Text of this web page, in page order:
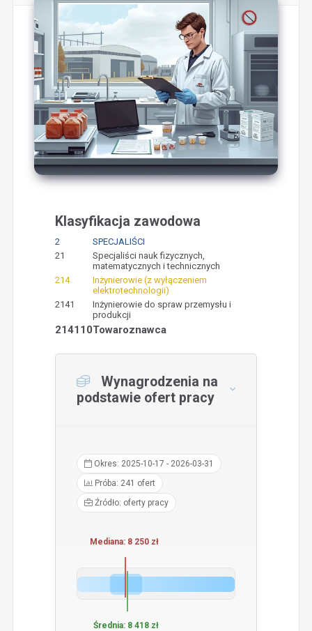
Klasyfikacja zawodowa
2
SPECJALIŚCI
21
Specjaliści nauk fizycznych,
matematycznych i technicznych
214
Inżynierowie (z wyłączeniem
elektrotechnologii)
2141
Inżynierowie do spraw przemysłu i
produkcji
214110Towaroznawca
Wynagrodzenia na
podstawie ofert pracy
Okres: 2025-10-17 - 2026-03-31
Próba: 241 ofert
Źródło: oferty pracy
Mediana: 8 250 zł
Średnia: 8 418 zł